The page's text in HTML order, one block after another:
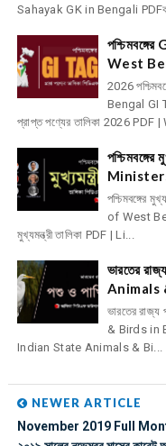
Sahayak GK in Bengali
West
2026
Bengal GI
প্রাপ্ত পণ্যের তালিকা 2026 PDF
পশ্চিমবঙ্গের
of West
মুখ্যমন্ত্রী তালিকা PDF | Li...
ভারতের
Animals
ভারতের
& Birds in
Indian State Animals & Bi...
NEWER ARTICLE
November 2019 Full